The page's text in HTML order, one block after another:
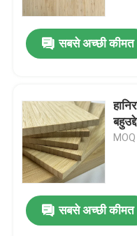
सबसे अच्छी कीमत
MOQ
सबसे अच्छी कीमत